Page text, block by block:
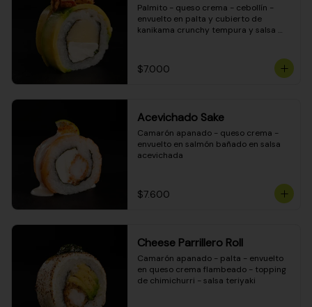
Palmito - queso crema - cebollín -
envuelto en palta y cubierto de
kanikama crunchy tempura y salsa
$7.000
Acevichado Sake
Camarón apanado - queso crema -
envuelto en salmón bañado en salsa
acevichada
$7.600
Cheese Parrillero Roll
Camarón apanado - palta - envuelto
en queso crema flambeado - topping
de chimichurri - salsa teriyaki